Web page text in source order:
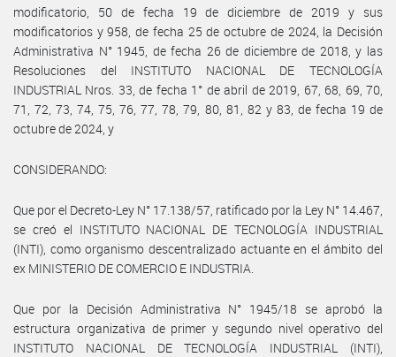
modificatorio, 50 de fecha 19 de diciembre de 2019 y sus
modificatorios y 958, de fecha 25 de octubre de 2024, la Decisión
Administrativa N° 1945, de fecha 26 de diciembre de 2018, y las
Resoluciones del INSTITUTO NACIONAL DE TECNOLOGÍA
INDUSTRIAL Nros. 33, de fecha 1° de abril de 2019, 67, 68, 69, 70,
71, 72, 73, 74, 75, 76, 77, 78, 79, 80, 81, 82 y 83, de fecha 19 de
octubre de 2024, y
CONSIDERANDO:
Que por el Decreto-Ley N° 17.138/57, ratificado por la Ley N° 14.467,
se creó el INSTITUTO NACIONAL DE TECNOLOGÍA INDUSTRIAL
(INTI), como organismo descentralizado actuante en el ámbito del
ex MINISTERIO DE COMERCIO E INDUSTRIA.
Que por la Decisión Administrativa N° 1945/18 se aprobó la
estructura organizativa de primer y segundo nivel operativo del
INSTITUTO NACIONAL DE TECNOLOGÍA INDUSTRIAL (INTI),